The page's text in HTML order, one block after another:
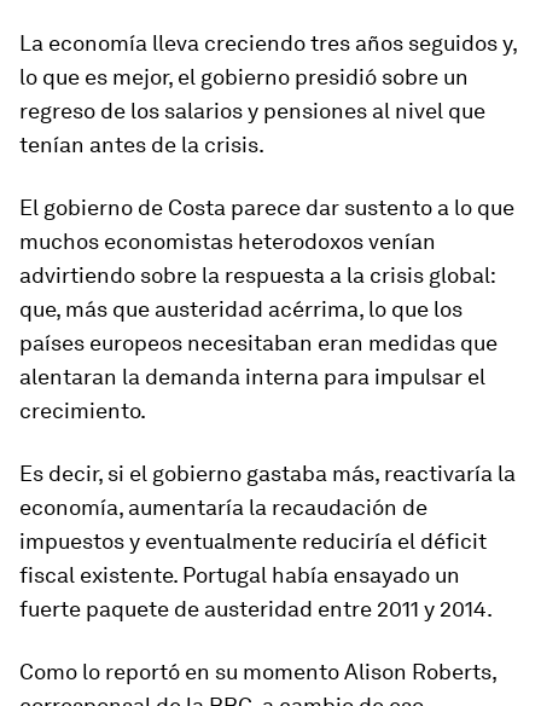
La economía lleva creciendo tres años seguidos y,
lo que es mejor, el gobierno presidió sobre un
regreso de los salarios y pensiones al nivel que
tenían antes de la crisis.
El gobierno de Costa parece dar sustento a lo que
muchos economistas heterodoxos venían
advirtiendo sobre la respuesta a la crisis global:
que, más que austeridad acérrima, lo que los
países europeos necesitaban eran medidas que
alentaran la demanda interna para impulsar el
crecimiento.
Es decir, si el gobierno gastaba más, reactivaría la
economía, aumentaría la recaudación de
impuestos y eventualmente reduciría el déficit
fiscal existente. Portugal había ensayado un
fuerte paquete de austeridad entre 2011 y 2014.
Como lo reportó en su momento Alison Roberts,